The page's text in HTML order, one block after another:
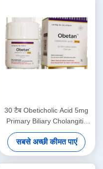
30 टैब Obeticholic Acid 5mg
Primary Biliary Cholangitis
ओकाबिल 5 एमजी टैबलेट
सबसे अच्छी कीमत पाएं